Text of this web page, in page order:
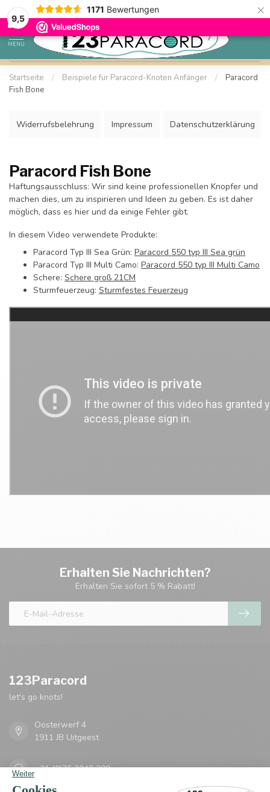
9,5
1171 Bewertungen ×
Sparen Sie mit Ihrem Konto und sichern Sie sich Rabatte.
MENU
Startseite / Beispiele für Paracord-Knoten Anfänger /
Paracord
Fish Bone
Widerrufsbelehrung Impressum Datenschutzerklärung
Paracord Fish Bone
Haftungsausschluss: Wir sind keine professionellen Knopfer und
machen dies, um zu inspirieren und Ideen zu geben. Es ist daher
möglich, dass es hier und da einige Fehler gibt.
In diesem Video verwendete Produkte:
Paracord Typ III Sea Grün: Paracord 550 typ III Sea grün
Paracord Typ III Multi Camo: Paracord 550 typ III Multi Camo
Schere: Schere groß 21CM
Sturmfeuerzeug: Sturmfestes Feuerzeug
Erhalten Sie Nachrichten?
Erhalten Sie sofort 5 % Rabatt!
123Paracord
let's go knots!
Oosterwerf 4
1911 JB Uitgeest
+31 (0)75 2040 399